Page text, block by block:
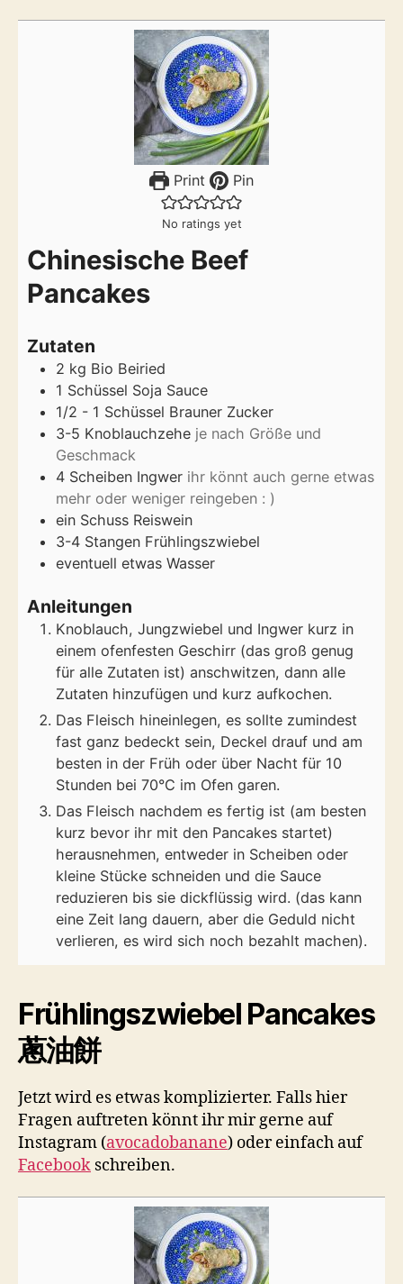
Print Pin
No ratings yet
Chinesische Beef
Pancakes
Zutaten
2 kg Bio Beiried
1 Schüssel Soja Sauce
1/2 - 1 Schüssel Brauner Zucker
3-5 Knoblauchzehe je nach Größe und
Geschmack
4 Scheiben Ingwer ihr könnt auch gerne etwas
mehr oder weniger reingeben : )
ein Schuss Reiswein
3-4 Stangen Frühlingszwiebel
eventuell etwas Wasser
Anleitungen
Knoblauch, Jungzwiebel und Ingwer kurz in
einem ofenfesten Geschirr (das groß genug
für alle Zutaten ist) anschwitzen, dann alle
Zutaten hinzufügen und kurz aufkochen.
Das Fleisch hineinlegen, es sollte zumindest
fast ganz bedeckt sein, Deckel drauf und am
besten in der Früh oder über Nacht für 10
Stunden bei 70°C im Ofen garen.
Das Fleisch nachdem es fertig ist (am besten
kurz bevor ihr mit den Pancakes startet)
herausnehmen, entweder in Scheiben oder
kleine Stücke schneiden und die Sauce
reduzieren bis sie dickflüssig wird. (das kann
eine Zeit lang dauern, aber die Geduld nicht
verlieren, es wird sich noch bezahlt machen).
Frühlingszwiebel Pancakes
蔥油餅
Jetzt wird es etwas komplizierter. Falls hier
Fragen auftreten könnt ihr mir gerne auf
Instagram (avocadobanane) oder einfach auf
Facebook schreiben.